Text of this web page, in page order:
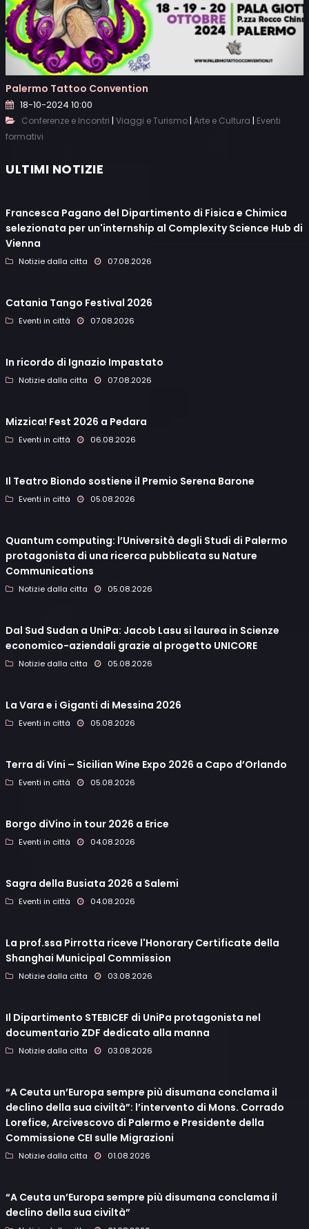
Palermo Tattoo Convention
18-10-2024 10:00
Conferenze e Incontri | Viaggi e Turismo | Arte e Cultura | Eventi
formativi
ULTIMI NOTIZIE
Francesca Pagano del Dipartimento di Fisica e Chimica
selezionata per un'internship al Complexity Science Hub di
Vienna
Notizie dalla citta 07.08.2026
Catania Tango Festival 2026
Eventi in città 07.08.2026
In ricordo di Ignazio Impastato
Notizie dalla citta 07.08.2026
Mizzica! Fest 2026 a Pedara
Eventi in città 06.08.2026
Il Teatro Biondo sostiene il Premio Serena Barone
Eventi in città 05.08.2026
Quantum computing: l’Università degli Studi di Palermo
protagonista di una ricerca pubblicata su Nature
Communications
Notizie dalla citta 05.08.2026
Dal Sud Sudan a UniPa: Jacob Lasu si laurea in Scienze
economico-aziendali grazie al progetto UNICORE
Notizie dalla citta 05.08.2026
La Vara e i Giganti di Messina 2026
Eventi in città 05.08.2026
Terra di Vini – Sicilian Wine Expo 2026 a Capo d’Orlando
Eventi in città 05.08.2026
Borgo diVino in tour 2026 a Erice
Eventi in città 04.08.2026
Sagra della Busiata 2026 a Salemi
Eventi in città 04.08.2026
La prof.ssa Pirrotta riceve l'Honorary Certificate della
Shanghai Municipal Commission
Notizie dalla citta 03.08.2026
Il Dipartimento STEBICEF di UniPa protagonista nel
documentario ZDF dedicato alla manna
Notizie dalla citta 03.08.2026
“A Ceuta un’Europa sempre più disumana conclama il
declino della sua civiltà”: l’intervento di Mons. Corrado
Lorefice, Arcivescovo di Palermo e Presidente della
Commissione CEI sulle Migrazioni
Notizie dalla citta 01.08.2026
“A Ceuta un’Europa sempre più disumana conclama il
declino della sua civiltà”